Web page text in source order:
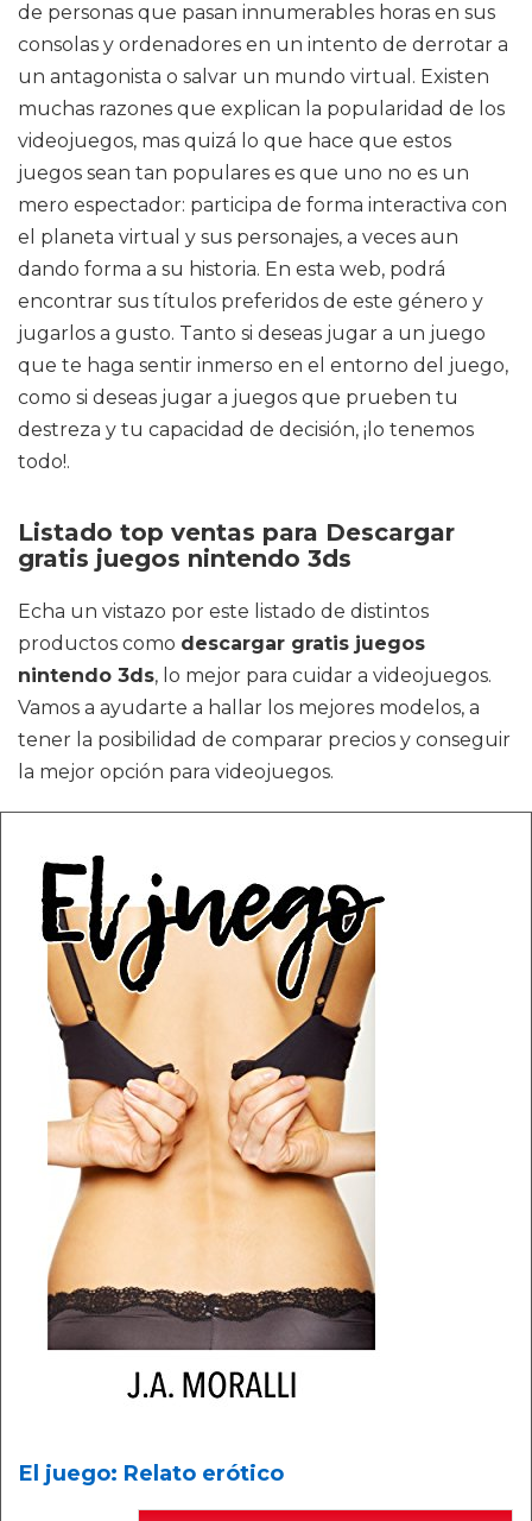
de personas que pasan innumerables horas en sus
consolas y ordenadores en un intento de derrotar a
un antagonista o salvar un mundo virtual. Existen
muchas razones que explican la popularidad de los
videojuegos, mas quizá lo que hace que estos
juegos sean tan populares es que uno no es un
mero espectador: participa de forma interactiva con
el planeta virtual y sus personajes, a veces aun
dando forma a su historia. En esta web, podrá
encontrar sus títulos preferidos de este género y
jugarlos a gusto. Tanto si deseas jugar a un juego
que te haga sentir inmerso en el entorno del juego,
como si deseas jugar a juegos que prueben tu
destreza y tu capacidad de decisión, ¡lo tenemos
todo!.
Listado top ventas para Descargar
gratis juegos nintendo 3ds
Echa un vistazo por este listado de distintos
productos como descargar gratis juegos
nintendo 3ds, lo mejor para cuidar a videojuegos.
Vamos a ayudarte a hallar los mejores modelos, a
tener la posibilidad de comparar precios y conseguir
la mejor opción para videojuegos.
El juego: Relato erótico